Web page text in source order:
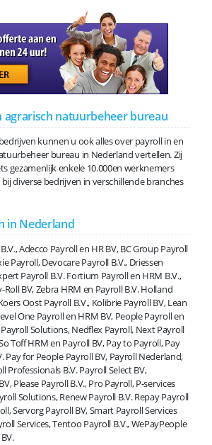
agrarisch natuurbeheer bureau
kunnen u ook alles over payroll in en
bureau in Nederland vertellen. Zij
gezamenlijk enkele 10.000en werknemers
diverse bedrijven in verschillende branches
in Nederland
Adecco Payroll en HR BV, BC Group Payroll
Payroll, Devocare Payroll B.V., Driessen
Payroll B.V. Fortium Payroll en HRM B.V.,
Roll BV, Zebra HRM en Payroll B.V. Holland
Oost Payroll B.V., Kolibrie Payroll BV, Lean
One Payroll en HRM BV, People Payroll en
Solutions, Nedflex Payroll, Next Payroll
Toff HRM en Payroll BV, Pay to Payroll, Pay
Pay for People Payroll BV, Payroll Nederland,
Professionals B.V. Payroll Select BV,
Please Payroll B.V., Pro Payroll, P-services
Solutions, Renew Payroll B.V. Repay Payroll
Servorg Payroll BV, Smart Payroll Services
Services, Tentoo Payroll B.V., WePayPeople